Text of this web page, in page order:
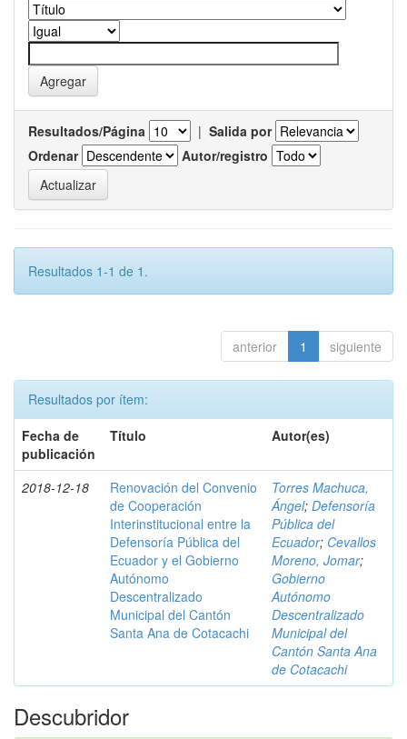
Resultados/Página | Salida por
Ordenar
Autor/registro
Resultados 1-1 de 1.
anterior 1 siguiente
Resultados por ítem:
Fecha de
publicación
Título Autor(es)
2018-12-18
Renovación del Convenio
de Cooperación
Interinstitucional entre la
Defensoría Pública del
Ecuador y el Gobierno
Autónomo
Descentralizado
Municipal del Cantón
Santa Ana de Cotacachi
Torres Machuca,
Ángel; Defensoría
Pública del
Ecuador; Cevallos
Moreno, Jomar;
Gobierno
Autónomo
Descentralizado
Municipal del
Cantón Santa Ana
de Cotacachi
Descubridor